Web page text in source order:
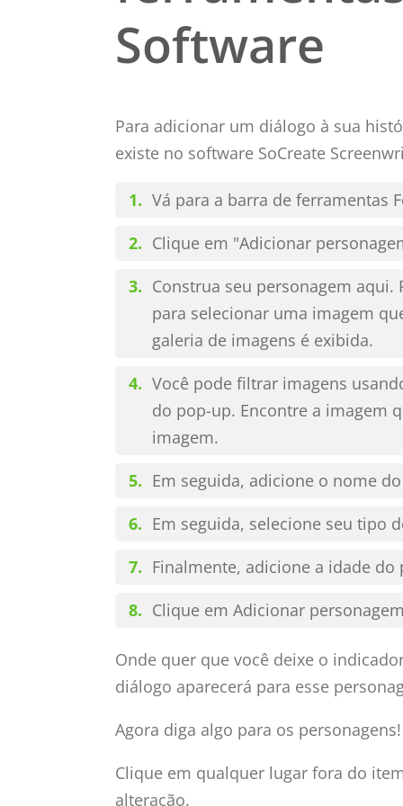
Software
Para adicionar um diálogo à sua
existe no software SoCreate
Vá para a barra de ferramentas
Clique em "Adicionar
Construa seu personagem
para selecionar uma imagem
galeria de imagens é exibida.
Você pode filtrar imagens
do pop-up. Encontre a imagem
imagem.
Em seguida, adicione o nome
Em seguida, selecione seu tipo
Finalmente, adicione a idade do
Clique em Adicionar
Onde quer que você deixe o
diálogo aparecerá para esse
Agora diga algo para os personagens!
Clique em qualquer lugar fora do
alteração.